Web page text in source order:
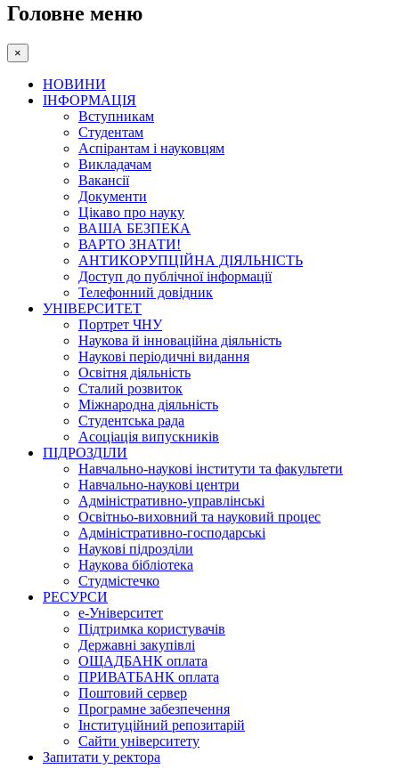
Головне меню
×
НОВИНИ
ІНФОРМАЦІЯ
Вступникам
Студентам
Аспірантам і науковцям
Викладачам
Вакансії
Документи
Цікаво про науку
ВАША БЕЗПЕКА
ВАРТО ЗНАТИ!
АНТИКОРУПЦІЙНА ДІЯЛЬНІСТЬ
Доступ до публічної інформації
Телефонний довідник
УНІВЕРСИТЕТ
Портрет ЧНУ
Наукова й інноваційна діяльність
Наукові періодичні видання
Освітня діяльність
Сталий розвиток
Міжнародна діяльність
Студентська рада
Асоціація випускників
ПІДРОЗДІЛИ
Навчально-наукові інститути та факультети
Навчально-наукові центри
Адміністративно-управлінські
Освітньо-виховний та науковий процес
Адміністративно-господарські
Наукові підрозділи
Наукова бібліотека
Студмістечко
РЕСУРСИ
е-Університет
Підтримка користувачів
Державні закупівлі
ОЩАДБАНК оплата
ПРИВАТБАНК оплата
Поштовий сервер
Програмне забезпечення
Інституційний репозитарій
Сайти університету
Запитати у ректора